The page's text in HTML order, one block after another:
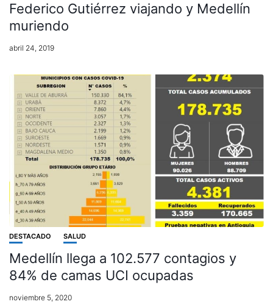
Federico Gutiérrez viajando y Medellín
muriendo
abril 24, 2019
DESTACADO SALUD
Medellín llega a 102.577 contagios y
84% de camas UCI ocupadas
noviembre 5, 2020